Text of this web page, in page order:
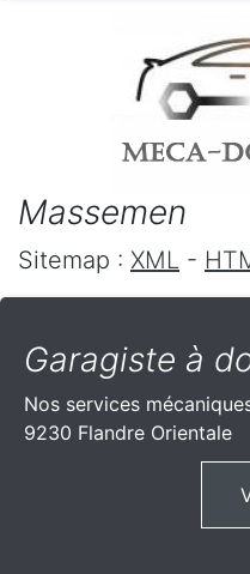
Massemen
Sitemap : XML -
Garagiste à
Nos services
9230 Flandre Orientale